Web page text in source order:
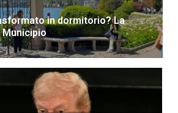
in dormitorio? La